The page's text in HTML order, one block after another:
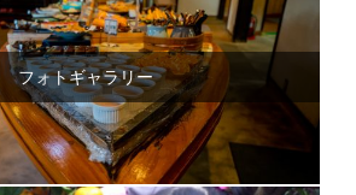
フォトギャラリー